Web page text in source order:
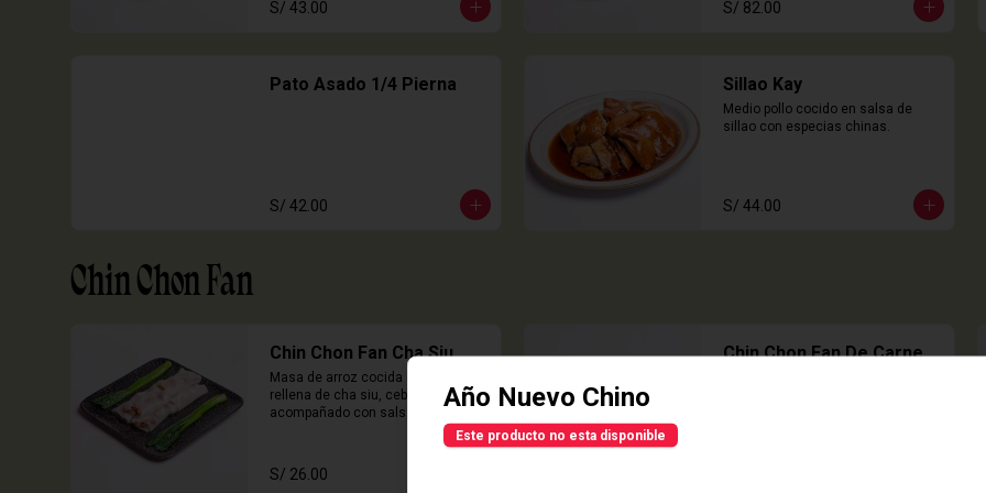
S/ 43.00 S/ 82.00
Pato Asado 1/4 Pierna
S/ 42.00
Sillao Kay
Medio pollo cocido en salsa de
sillao con especias chinas.
S/ 44.00
Chin Chon Fan
Chin Chon Fan Cha Siu
Masa de arroz cocida en laminas
rellena de cha siu, cebolla china
acompañado con salsa de sillao
con especias chinas de la casa.
S/ 26.00
Chin Chon Fan De Carne
Año Nuevo Chino
Este producto no esta disponible